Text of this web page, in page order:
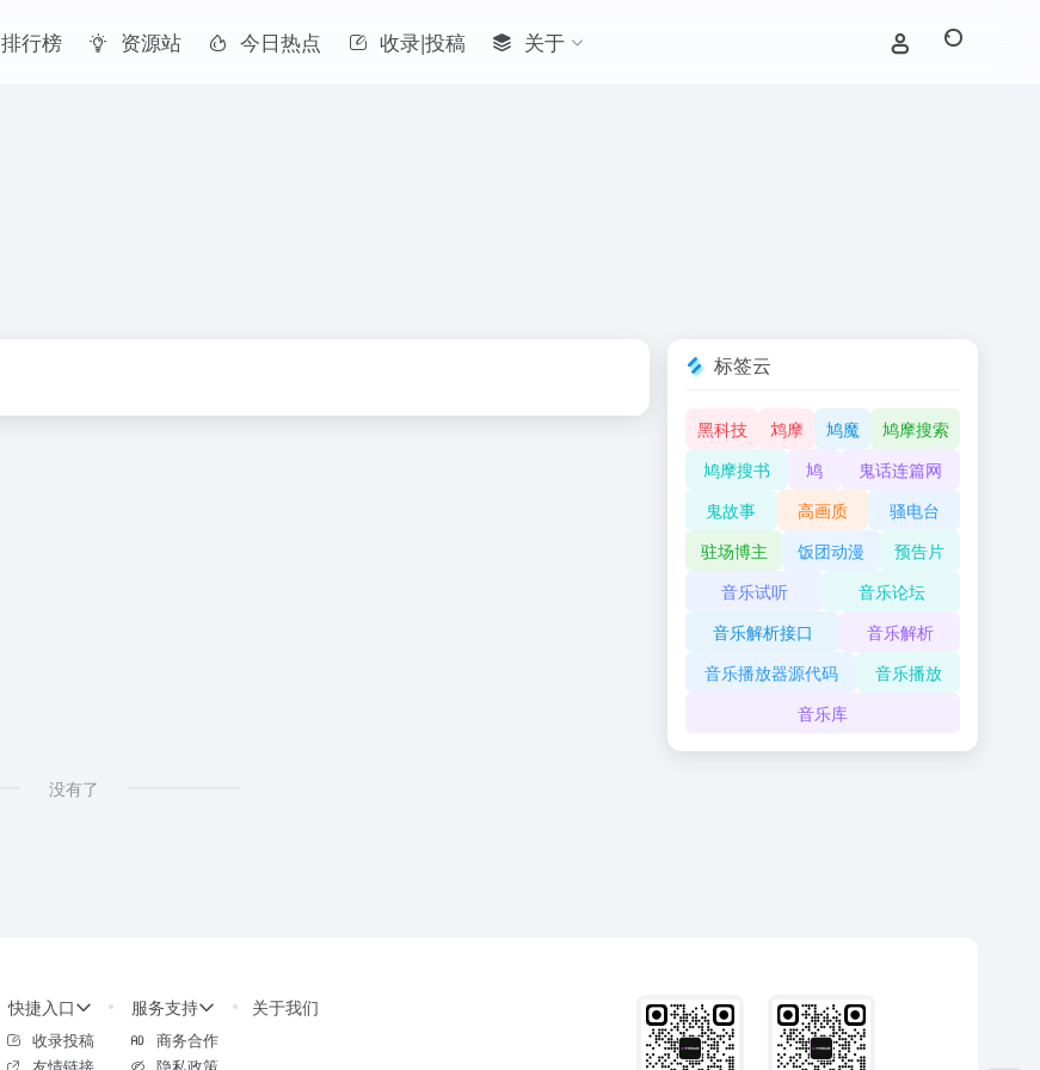
排行榜 资源站 今日热点 收录|投稿 关于
没有了
标签云
黑科技 鸩摩 鸠魔
鸠摩搜索
鸠摩搜书
鸠
鬼话连篇网
鬼故事
高画质
骚电台
驻场博主
饭团动漫
预告片
音乐试听
音乐论坛
音乐解析接口
音乐解析
音乐播放器源代码
音乐播放
音乐库
快捷入口
收录投稿
服务支持
商务合作
关于我们